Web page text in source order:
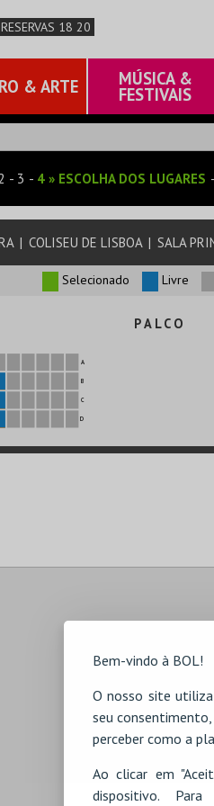
Bem-vindo à BOL!
O nosso site
seu consentimento,
perceber como a
Ao clicar em
dispositivo.
18 20
& ARTE MÚSICA &
FESTIVAIS
3 4 » ESCOLHA DOS LUGARES
| COLISEU DE LISBOA | SALA
Selecionado Livre
P A L C O
A
B
C
D